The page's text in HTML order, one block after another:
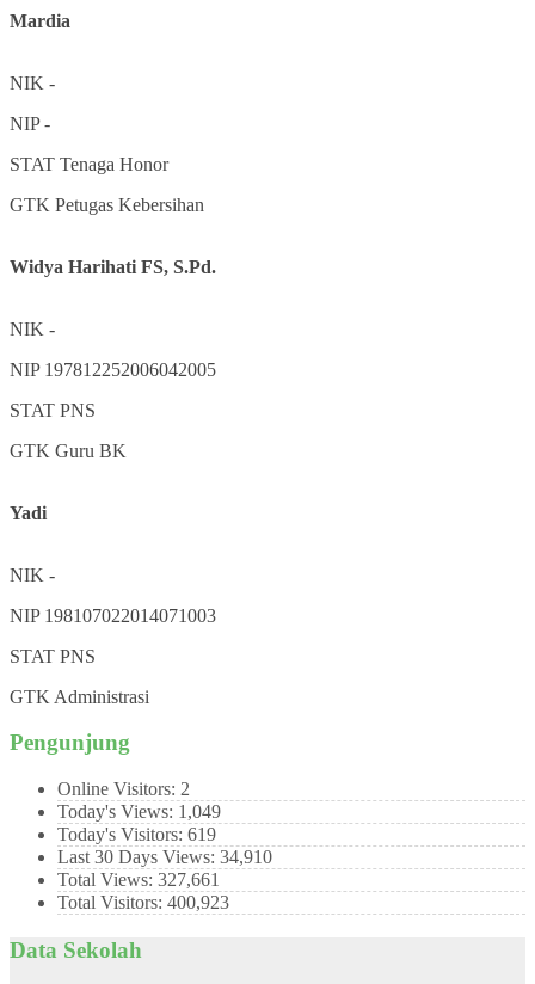
Mardia
NIK -
NIP-
STAT Tenaga Honor
GTK Petugas Kebersihan
Widya Harihati FS, S.Pd.
NIK -
NIP 197812252006042005
STAT PNS
GTK Guru BK
Yadi
NIK -
NIP 198107022014071003
STAT PNS
GTK Administrasi
Pengunjung
Online Visitors: 2
Today's Views: 1,049
Today's Visitors: 619
Last 30 Days Views: 34,910
Total Views: 327,661
Total Visitors: 400,923
Data Sekolah